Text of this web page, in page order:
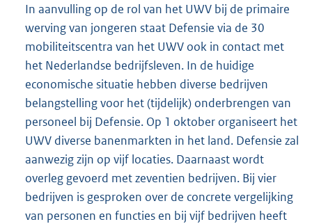
In aanvulling op de rol van het UWV bij de primaire
werving van jongeren staat Defensie via de 30
mobiliteitscentra van het UWV ook in contact met
het Nederlandse bedrijfsleven. In de huidige
economische situatie hebben diverse bedrijven
belangstelling voor het (tijdelijk) onderbrengen van
personeel bij Defensie. Op 1 oktober organiseert het
UWV diverse banenmarkten in het land. Defensie zal
aanwezig zijn op vijf locaties. Daarnaast wordt
overleg gevoerd met zeventien bedrijven. Bij vier
bedrijven is gesproken over de concrete vergelijking
van personen en functies en bij vijf bedrijven heeft